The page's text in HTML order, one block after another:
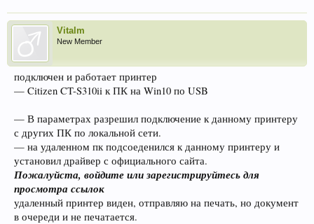
Vitalm
New Member
подключен и работает принтер
— Citizen CT-S310ii к ПК на Win10 по USB
— В параметрах разрешил подключение к данному принтеру
с других ПК по локальной сети.
— на удаленном пк подсоеденился к данному принтеру и
установил драйвер с официального сайта.
Пожалуйста, войдите или зарегистрируйтесь для
просмотра ссылок
удаленный принтер виден, отправляю на печать, но документ
в очереди и не печатается.